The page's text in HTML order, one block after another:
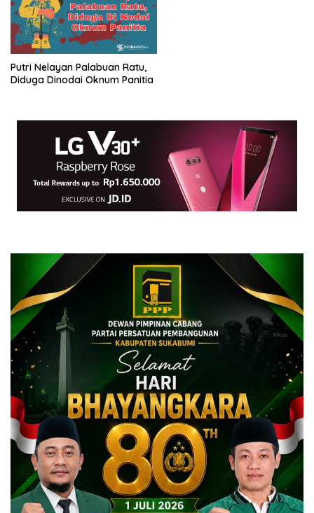
Putri Nelayan Palabuan Ratu,
Diduga Dinodai Oknum Panitia